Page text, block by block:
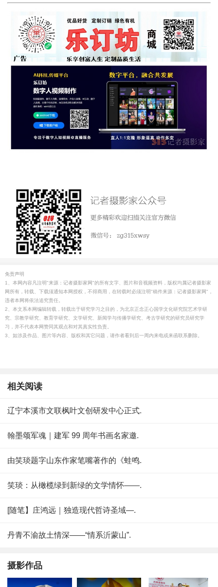
免责声明
1、本网内容凡注明"来源：记者摄影家网"的所有文字、图片和音视频资料，版权均属记者摄影家
网所有，转载、下载须通知本网授权，不得商用，在转载时必须注明"稿件来源：记者摄影家网"，
违者本网将依法追究责任。
2、本文系本网编辑转载，转载出于研究学习之目的，为北京正念正心国学文化研究院艺术学研
究、宗教学研究、教育学研究、文学研究、新闻学与传播学研究、考古学研究的研究员研究学
习，并不代表本网赞同其观点和对其真实性负责。
3、如涉及作品、图片等内容、版权和其它问题，请作者看到后一周内来电或来函联系删除。
相关阅读
辽宁本溪市文联枫叶文创研发中心正式.
翰墨颂军魂｜建军 99 周年书画名家邀.
由笑琰题字山东作家笔嘴著作的《蛙鸣.
笑琰：从橄榄绿到新绿的文学情怀——.
[随笔】庄鸿远｜独造现代哲诗圣域—.
丹青不渝故土情深——“情系沂蒙山”.
摄影作品